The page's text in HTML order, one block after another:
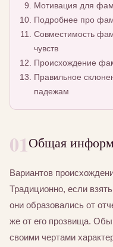
Мотивация для
Подробнее про
Совместимость
чувств
Происхождение
Правильное
падежам
01Общая
Вариантов
Традиционно, если
они образовались от
же от его прозвища.
своими чертами